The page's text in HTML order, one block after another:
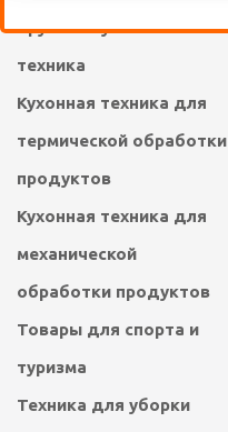
турки
плиты,
ланч - боксы
Крупная кухонная
техника
Кухонная техника для
термической обработки
продуктов
Кухонная техника для
механической
обработки продуктов
Товары для спорта и
туризма
Техника для уборки